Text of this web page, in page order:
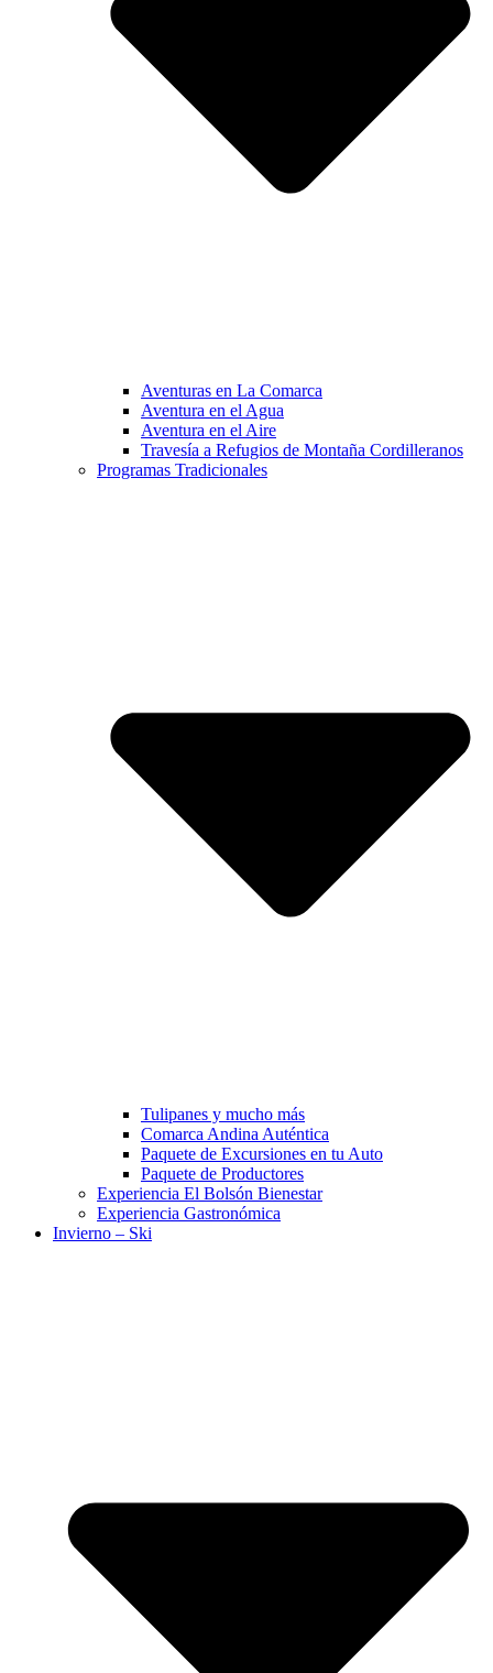
Aventuras en La Comarca
Aventura en el Agua
Aventura en el Aire
Travesía a Refugios de Montaña Cordilleranos
Programas Tradicionales
Tulipanes y mucho más
Comarca Andina Auténtica
Paquete de Excursiones en tu Auto
Paquete de Productores
Experiencia El Bolsón Bienestar
Experiencia Gastronómica
Invierno – Ski